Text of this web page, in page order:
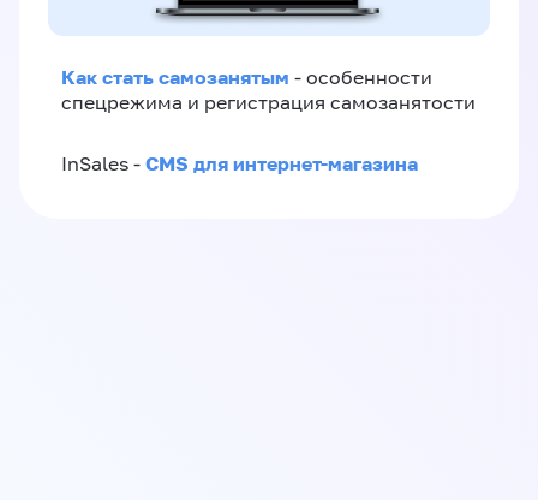
Как стать самозанятым - особенности
спецрежима и регистрация самозанятости
InSales - CMS для интернет-магазина